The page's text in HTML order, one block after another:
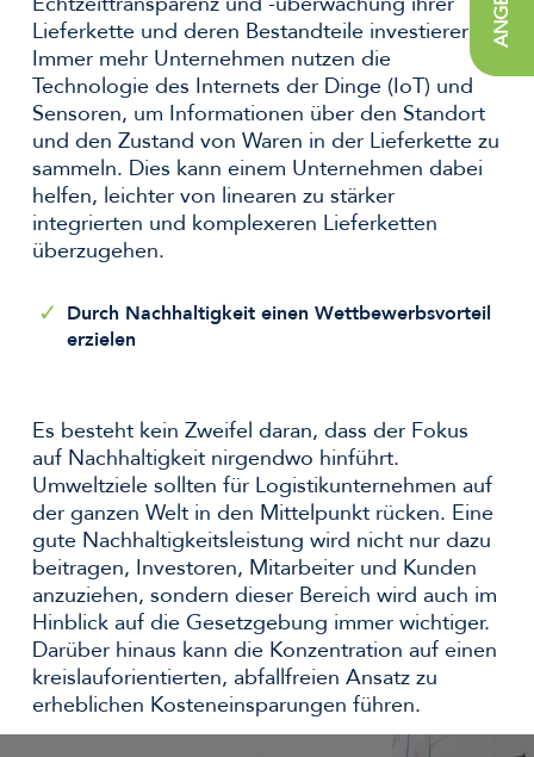
Lieferkette und deren Bestandteile investieren.
Immer mehr Unternehmen nutzen die
Technologie des Internets der Dinge (IoT) und
Sensoren, um Informationen über den Standort
und den Zustand von Waren in der Lieferkette zu
sammeln. Dies kann einem Unternehmen dabei
helfen, leichter von linearen zu stärker
integrierten und komplexeren Lieferketten
überzugehen.
Durch Nachhaltigkeit einen Wettbewerbsvorteil
erzielen
Es besteht kein Zweifel daran, dass der Fokus
auf Nachhaltigkeit nirgendwo hinführt.
Umweltziele sollten für Logistikunternehmen auf
der ganzen Welt in den Mittelpunkt rücken. Eine
gute Nachhaltigkeitsleistung wird nicht nur dazu
beitragen, Investoren, Mitarbeiter und Kunden
anzuziehen, sondern dieser Bereich wird auch im
Hinblick auf die Gesetzgebung immer wichtiger.
Darüber hinaus kann die Konzentration auf einen
kreislauforientierten, abfallfreien Ansatz zu
erheblichen Kosteneinsparungen führen.